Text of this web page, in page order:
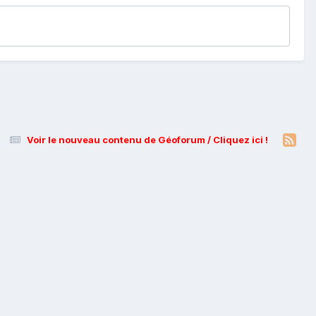
Voir le nouveau contenu de Géoforum / Cliquez ici !